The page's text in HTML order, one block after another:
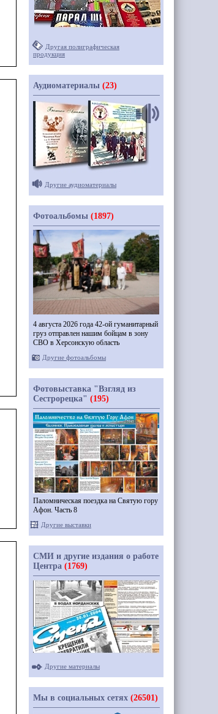
Другая полиграфическая
продукция
Аудиоматериалы (23)
Другие аудиоматериалы
Фотоальбомы (1897)
4 августа 2026 года 42-ой гуманитарный
груз отправлен нашим бойцам в зону
СВО в Херсонскую область
Другие фотоальбомы
Фотовыставка "Взгляд из
Сестрорецка" (195)
Паломническая поездка на Святую гору
Афон. Часть 8
Другие выставки
СМИ и другие издания о работе
Центра (1769)
Другие материалы
Мы в социальных сетях (26501)